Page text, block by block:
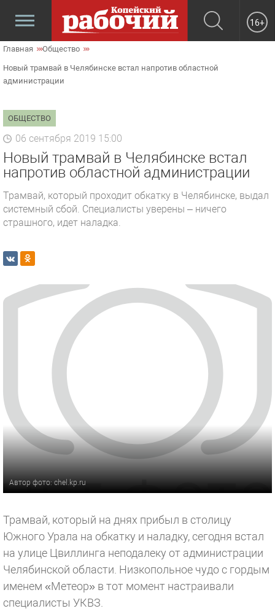
16+
Главная Общество
Новый трамвай в Челябинске встал напротив областной
администрации
ОБЩЕСТВО
06 сентября 2019 15:00
Новый трамвай в Челябинске встал
напротив областной администрации
Трамвай, который проходит обкатку в Челябинске, выдал
системный сбой. Специалисты уверены – ничего
страшного, идет наладка.
Автор фото: chel.kp.ru
Трамвай, который на днях прибыл в столицу
Южного Урала на обкатку и наладку, сегодня встал
на улице Цвиллинга неподалеку от администрации
Челябинской области. Низкопольное чудо с гордым
именем «Метеор» в тот момент настраивали
специалисты УКВЗ.